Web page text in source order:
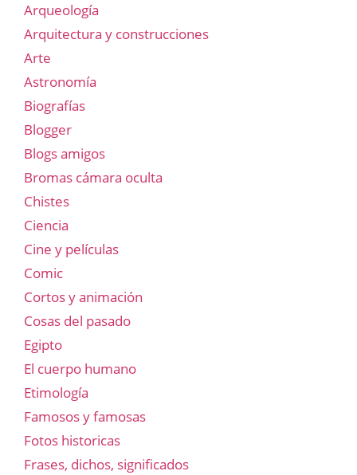
Arqueología
Arquitectura y construcciones
Arte
Astronomía
Biografías
Blogger
Blogs amigos
Bromas cámara oculta
Chistes
Ciencia
Cine y películas
Comic
Cortos y animación
Cosas del pasado
Egipto
El cuerpo humano
Etimología
Famosos y famosas
Fotos historicas
Frases, dichos, significados